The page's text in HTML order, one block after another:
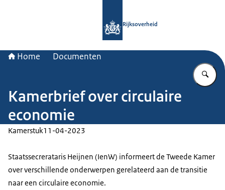
Rijksoverheid
Home Documenten
Kamerbrief over circulaire
economie
Kamerstuk11-04-2023
Staatssecrerataris Heijnen (IenW) informeert de Tweede Kamer
over verschillende onderwerpen gerelateerd aan de transitie
naar een circulaire economie.